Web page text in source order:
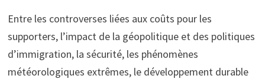
Entre les controverses liées aux coûts pour les
supporters, l’impact de la géopolitique et des politiques
d’immigration, la sécurité, les phénomènes
météorologiques extrêmes, le développement durable